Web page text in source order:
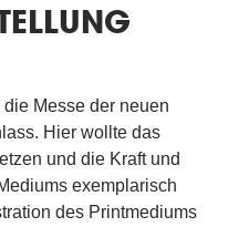
Messe der neuen
Hier wollte das
und die Kraft und
exemplarisch
des Printmediums